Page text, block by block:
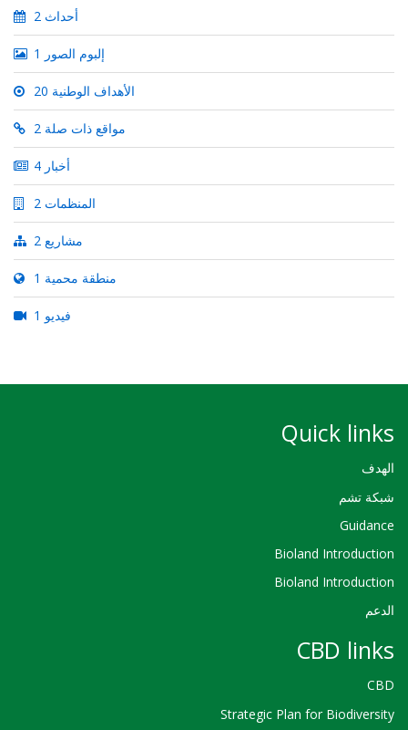
2 أحداث
1 إلبوم الصور
20 الأهداف الوطنية
2 مواقع ذات صلة
4 أخبار
2 المنظمات
2 مشاريع
1 منطقة محمية
1 فيديو
Quick links
الهدف
شبكة تشم
Guidance
Bioland Introduction
Bioland Introduction
الدعم
CBD links
CBD
Strategic Plan for Biodiversity